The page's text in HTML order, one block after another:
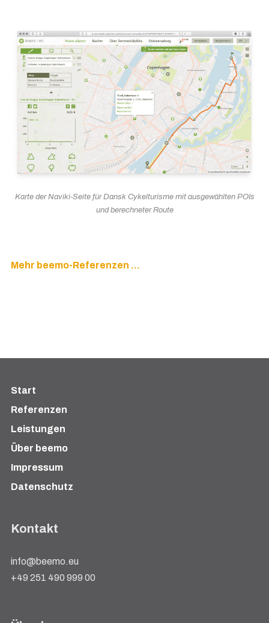
Karte der Naviki-Seite für Dansk Cykelturisme mit ausgewählten POIs
und berechneter Route
Mehr beemo-Referenzen …
Start
Referenzen
Leistungen
Über beemo
Impressum
Datenschutz
Kontakt
info@beemo.eu
+49 251 490 999 00